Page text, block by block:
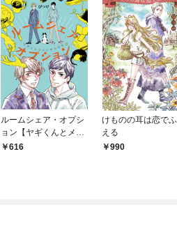
ルームシェア・オプシ
ョン【ヤギくんとメイ
さん番外編】
616
けものの耳は恋で
える
990